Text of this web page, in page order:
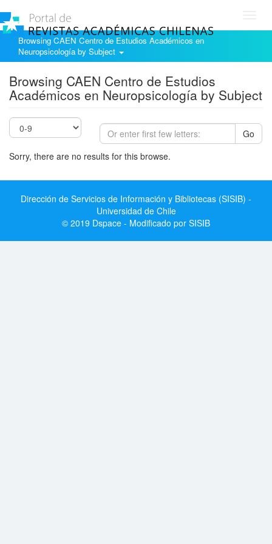
Browsing CAEN Centro de Estudios Académicos en
Neuropsicología by Subject
Browsing CAEN Centro de Estudios
Académicos en Neuropsicología by Subject
Go
Sorry, there are no results for this browse.
Dirección de Servicios de Información y Bibliotecas (SISIB) -
Universidad de Chile
© 2019 Dspace - Modificado por SISIB